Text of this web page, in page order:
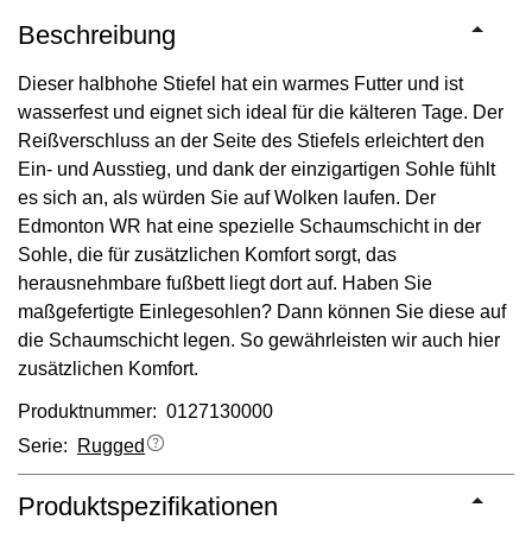
Beschreibung
Dieser halbhohe Stiefel hat ein warmes Futter und ist
wasserfest und eignet sich ideal für die kälteren Tage. Der
Reißverschluss an der Seite des Stiefels erleichtert den
Ein- und Ausstieg, und dank der einzigartigen Sohle fühlt
es sich an, als würden Sie auf Wolken laufen. Der
Edmonton WR hat eine spezielle Schaumschicht in der
Sohle, die für zusätzlichen Komfort sorgt, das
herausnehmbare fußbett liegt dort auf. Haben Sie
maßgefertigte Einlegesohlen? Dann können Sie diese auf
die Schaumschicht legen. So gewährleisten wir auch hier
zusätzlichen Komfort.
Produktnummer: 0127130000
Serie:
Rugged
Produktspezifikationen